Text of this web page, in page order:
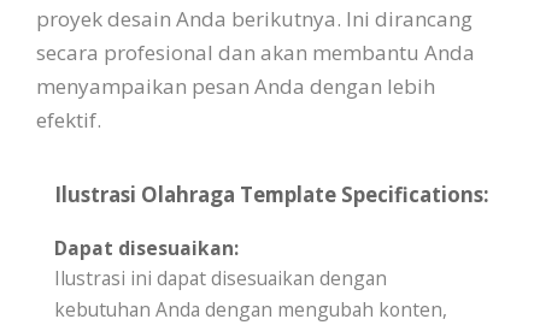
proyek desain Anda berikutnya. Ini dirancang
secara profesional dan akan membantu Anda
menyampaikan pesan Anda dengan lebih
efektif.
Ilustrasi Olahraga Template Specifications:
Dapat disesuaikan:
Ilustrasi ini dapat disesuaikan dengan
kebutuhan Anda dengan mengubah konten,